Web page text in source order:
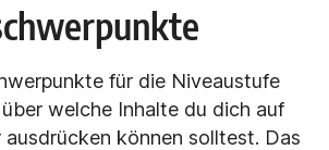
für die Niveaustufe
welche Inhalte du dich auf
ausdrücken können solltest. Das